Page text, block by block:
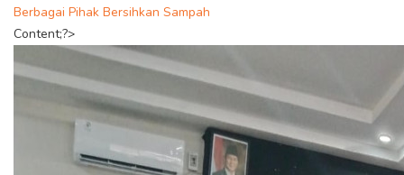
Berbagai Pihak Bersihkan Sampah
Content;?>